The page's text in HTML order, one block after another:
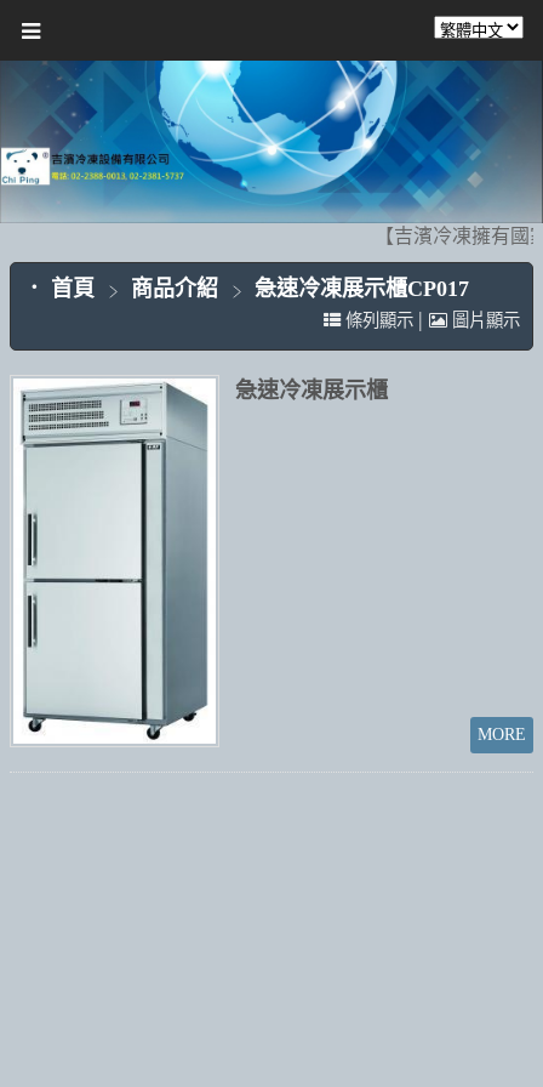
【吉濱冷凍擁有國
首頁 商品介紹 急速冷凍展示櫃CP017
條列顯示 | 圖片顯示
急速冷凍展示櫃